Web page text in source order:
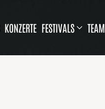
KONZERTE FESTIVALS TEAM